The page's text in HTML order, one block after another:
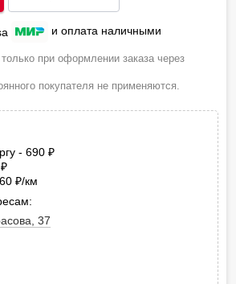
и оплата наличными
при оформлении заказа через
покупателя не применяются.
- 690
руб.
/км
37